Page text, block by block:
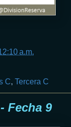
a.m.
C, Tercera C
Fecha 9